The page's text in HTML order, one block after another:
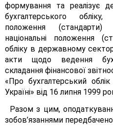
формування та реалізує
бухгалтерського
положення (стандарти)
національні положення
обліку в державному
акти щодо ведення
складання фінансової
«Про бухгалтерський
Україні» від 16 липня 1999
Разом з цим,
зобов’язаннями